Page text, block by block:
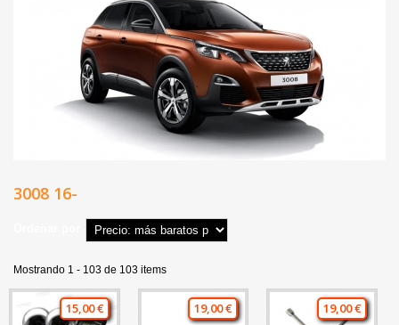
3008 16-
Mostrando 1 - 103 de 103 items
15,00 € 19,00 € 19,00 €